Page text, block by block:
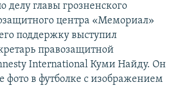
делу главы грозненского
центра «Мемориал»
поддержку выступил
правозащитной
International Куми Найду. Он
фото в футболке с изображением